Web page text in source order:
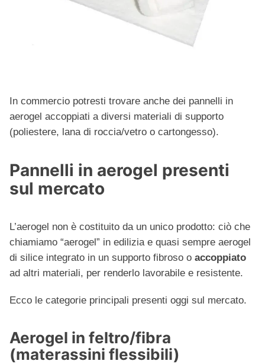
In commercio potresti trovare anche dei pannelli in
aerogel accoppiati a diversi materiali di supporto
(poliestere, lana di roccia/vetro o cartongesso).
Pannelli in aerogel presenti
sul mercato
L’aerogel non è costituito da un unico prodotto: ciò che
chiamiamo “aerogel” in edilizia e quasi sempre aerogel
di silice integrato in un supporto fibroso o accoppiato
ad altri materiali, per renderlo lavorabile e resistente.
Ecco le categorie principali presenti oggi sul mercato.
Aerogel in feltro/fibra
(materassini flessibili)